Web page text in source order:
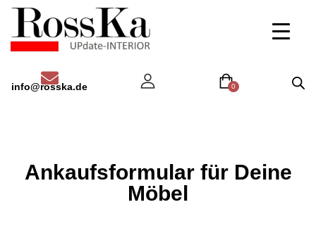
info@rosska.de 0
Ankaufsformular für Deine
Möbel